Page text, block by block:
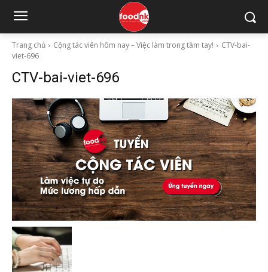
Trang chủ Cộng tác viên hôm nay – Việc làm trong tầm tay!
CTV-bai-
viet-696
CTV-bai-viet-696